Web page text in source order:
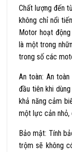
Chất lượng đến
không chỉ nổi
Motor hoạt
là một trong
trong số các
An toàn: An
đầu tiên khi
khả năng cảm
một lực cản nhỏ,
Bảo mật: Tính
trộm sẽ không